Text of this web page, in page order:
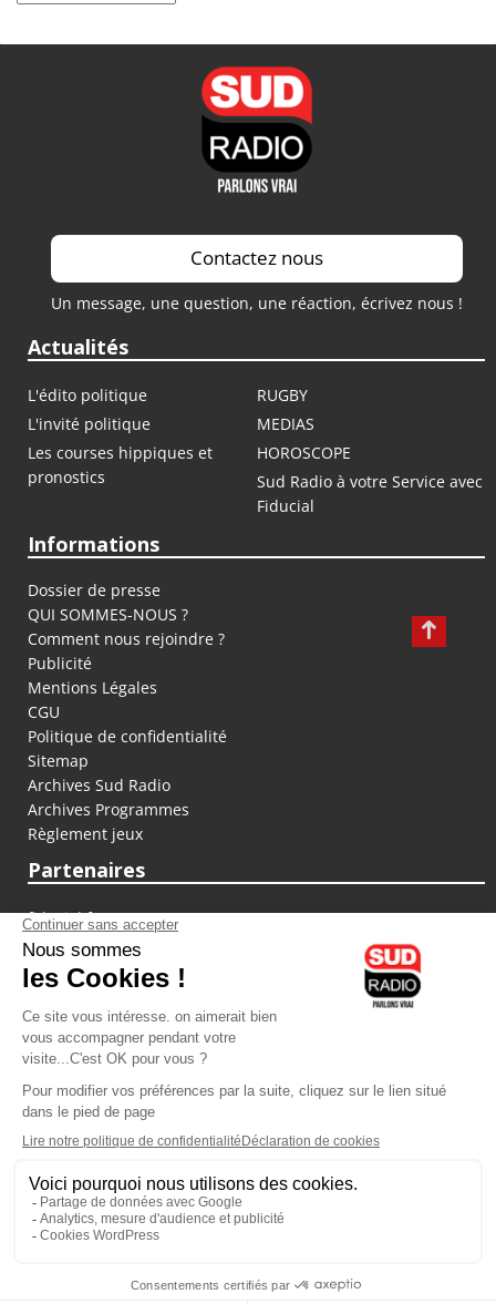
Contactez nous
Un message, une question, une réaction, écrivez nous !
Actualités
L'édito politique
RUGBY
L'invité politique
MEDIAS
Les courses hippiques et
pronostics
HOROSCOPE
Sud Radio à votre Service avec
Fiducial
Informations
Dossier de presse
QUI SOMMES-NOUS ?
Comment nous rejoindre ?
Publicité
Mentions Légales
CGU
Politique de confidentialité
Sitemap
Archives Sud Radio
Archives Programmes
Règlement jeux
Partenaires
fiducial.fr
lyoncapitale.fr
olympique-et-lyonnais.com
L'application Iphone / Android
Téléchargez l'application
Les cookies
Gestion des cookies
Crédit photos : ©Sud Radio / Pierre Olivier